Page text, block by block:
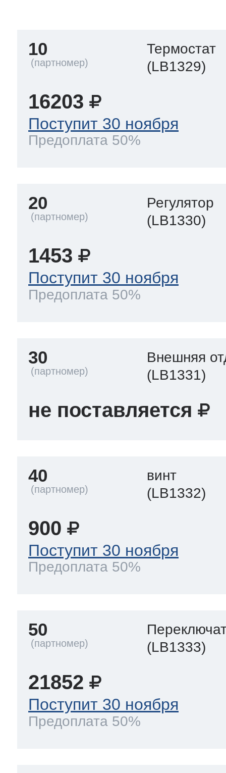
морозилок
холод.камер
10
Термостат
(LB1329)
16203
Поступит 30 ноября
Предоплата 50%
20
Регулятор
(LB1330)
1453
Поступит 30 ноября
Предоплата 50%
30
Внешняя
(LB1331)
не поставляется
40
винт
(LB1332)
900
Поступит 30 ноября
Предоплата 50%
50
(LB1333)
21852
Поступит 30 ноября
Предоплата 50%